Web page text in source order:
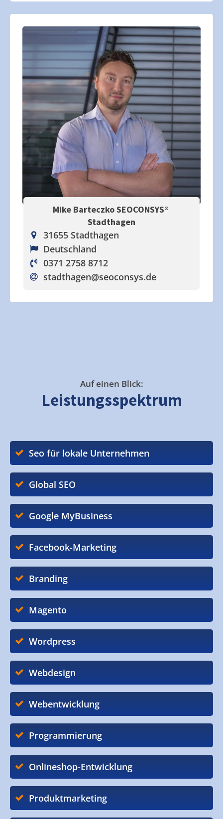
Mike Barteczko SEOCONSYS®
Stadthagen
31655 Stadthagen
Deutschland
0371 2758 8712
stadthagen@seoconsys.de
Auf einen Blick:
Leistungsspektrum
Seo für lokale Unternehmen
Global SEO
Google MyBusiness
Facebook-Marketing
Branding
Magento
Wordpress
Webdesign
Webentwicklung
Programmierung
Onlineshop-Entwicklung
Produktmarketing